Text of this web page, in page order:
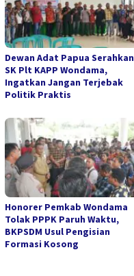
Dewan Adat Papua Serahkan
SK Plt KAPP Wondama,
Ingatkan Jangan Terjebak
Politik Praktis
Honorer Pemkab Wondama
Tolak PPPK Paruh Waktu,
BKPSDM Usul Pengisian
Formasi Kosong